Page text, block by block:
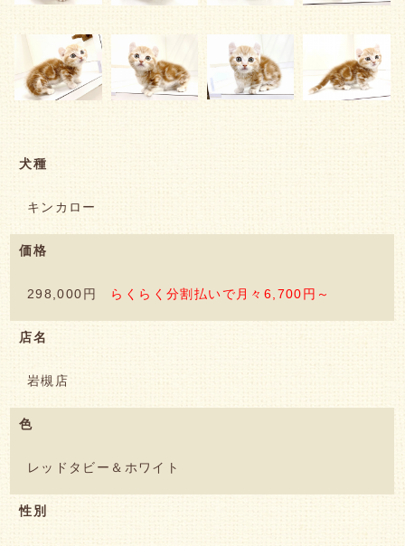
犬種
キンカロー
価格
298,000円 らくらく分割払いで月々6,700円～
店名
岩槻店
色
レッドタビー＆ホワイト
性別